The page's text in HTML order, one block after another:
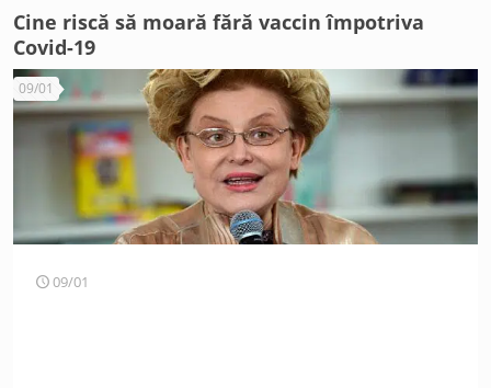
Cine riscă să moară fără vaccin împotriva
Covid-19
09/01
09/01